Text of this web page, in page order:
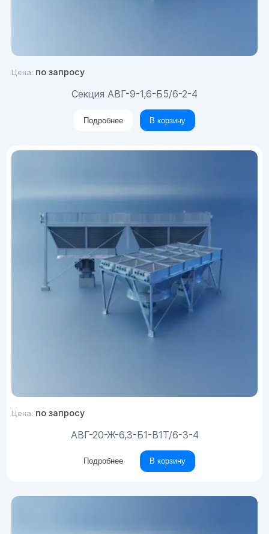
Цена: по запросу
Секция АВГ-9-1,6-Б5/6-2-4
Подробнее В корзину
Цена: по запросу
АВГ-20-Ж-6,3-Б1-В1Т/6-3-4
Подробнее В корзину